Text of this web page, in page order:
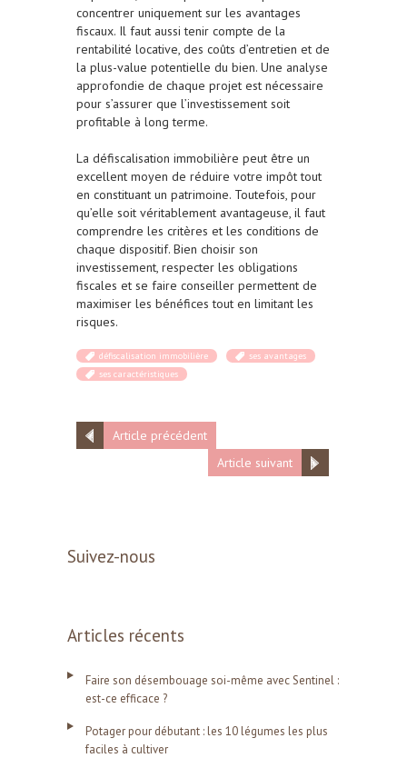
concentrer uniquement sur les avantages
fiscaux. Il faut aussi tenir compte de la
rentabilité locative, des coûts d’entretien et de
la plus-value potentielle du bien. Une analyse
approfondie de chaque projet est nécessaire
pour s’assurer que l’investissement soit
profitable à long terme.
La défiscalisation immobilière peut être un
excellent moyen de réduire votre impôt tout
en constituant un patrimoine. Toutefois, pour
qu’elle soit véritablement avantageuse, il faut
comprendre les critères et les conditions de
chaque dispositif. Bien choisir son
investissement, respecter les obligations
fiscales et se faire conseiller permettent de
maximiser les bénéfices tout en limitant les
risques.
défiscalisation immobilière
ses avantages
ses caractéristiques
Article précédent
Article suivant
Suivez-nous
Articles récents
Faire son désembouage soi-même avec Sentinel :
est-ce efficace ?
Potager pour débutant : les 10 légumes les plus
faciles à cultiver